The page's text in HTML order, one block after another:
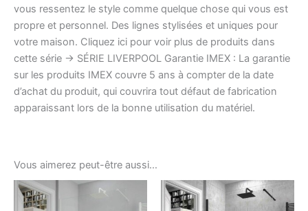
vous ressentez le style comme quelque chose qui vous est
propre et personnel. Des lignes stylisées et uniques pour
votre maison. Cliquez ici pour voir plus de produits dans
cette série -> SÉRIE LIVERPOOL Garantie IMEX : La garantie
sur les produits IMEX couvre 5 ans à compter de la date
d’achat du produit, qui couvrira tout défaut de fabrication
apparaissant lors de la bonne utilisation du matériel.
Vous aimerez peut-être aussi…